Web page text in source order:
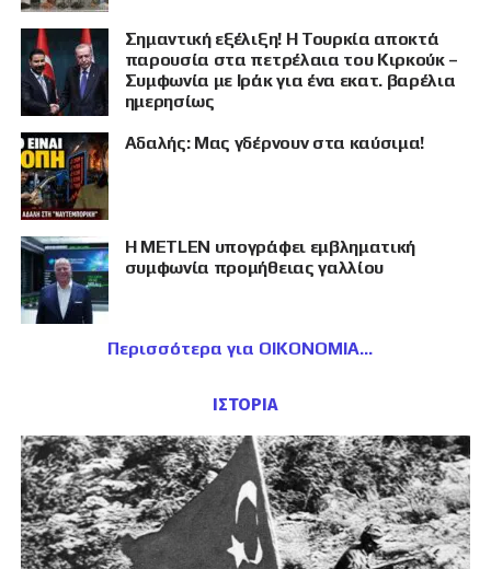
Σημαντική εξέλιξη! Η Τουρκία αποκτά
παρουσία στα πετρέλαια του Κιρκούκ –
Συμφωνία με Ιράκ για ένα εκατ. βαρέλια
ημερησίως
Αδαλής: Μας γδέρνουν στα καύσιμα!
Η METLEN υπογράφει εμβληματική
συμφωνία προμήθειας γαλλίου
Περισσότερα για ΟΙΚΟΝΟΜΙΑ
ΙΣΤΟΡΙΑ